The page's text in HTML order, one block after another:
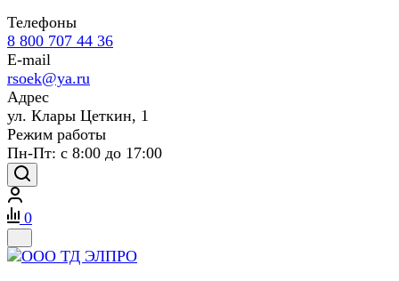
Телефоны
8 800 707 44 36
E-mail
rsoek@ya.ru
Адрес
ул. Клары Цеткин, 1
Режим работы
Пн-Пт: с 8:00 до 17:00
0